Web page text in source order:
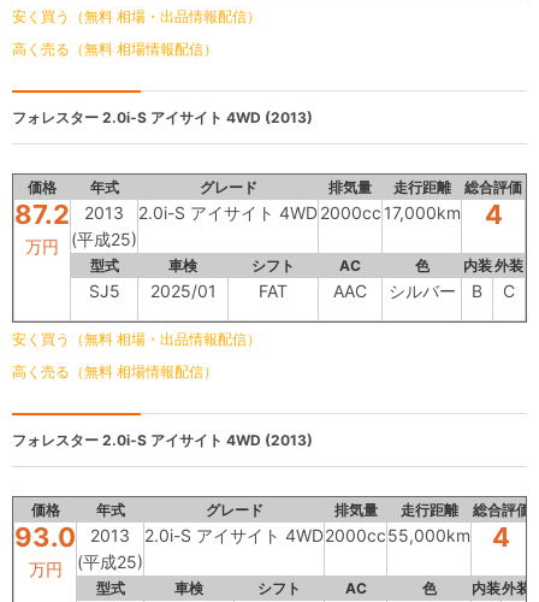
安く買う（無料 相場・出品情報配信）
高く売る（無料 相場情報配信）
フォレスター 2.0i-S アイサイト 4WD (2013)
価格 年式 グレード 排気量 走行距離 総合評価
87.2
万円
2013
(平成25)
2.0i-S アイサイト 4WD2000cc 17,000km 4
型式 車検 シフト AC 色 内装外装
SJ5 2025/01 FAT AAC シルバー B C
安く買う（無料 相場・出品情報配信）
高く売る（無料 相場情報配信）
フォレスター 2.0i-S アイサイト 4WD (2013)
価格 年式 グレード 排気量 走行距離 総合評価
93.0
万円
2013
(平成25)
2.0i-S アイサイト 4WD2000cc55,000km 4
型式 車検 シフト AC 色 内装外装